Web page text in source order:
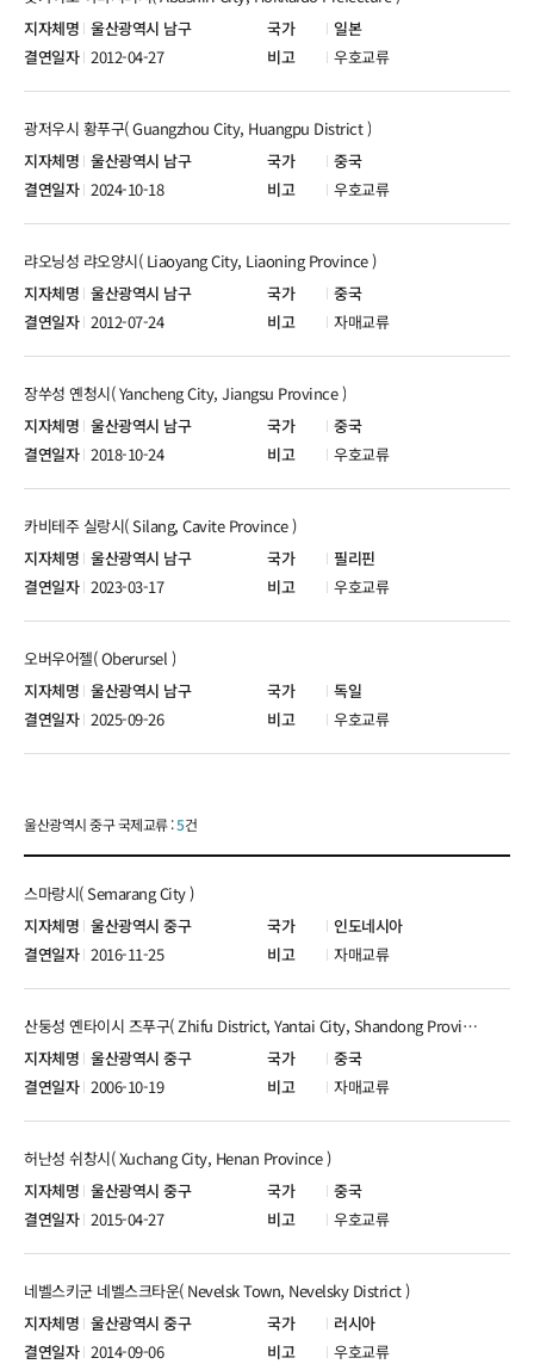
울산광역시 남구 일본
2012-04-27 우호교류
울산광역시 남구 중국
광저우시 황푸구( Guangzhou City, Huangpu District )
2024-10-18 우호교류
울산광역시 남구 중국
랴오닝성 랴오양시( Liaoyang City, Liaoning Province )
2012-07-24 자매교류
울산광역시 남구 중국
장쑤성 옌청시( Yancheng City, Jiangsu Province )
2018-10-24 우호교류
울산광역시 남구 필리핀
카비테주 실랑시( Silang, Cavite Province )
2023-03-17 우호교류
울산광역시 남구 독일
오버우어젤( Oberursel )
2025-09-26 우호교류
울산광역시 중구 국제교류 :5건
울산광역시 중구 인도네시아
스마랑시( Semarang City )
2016-11-25 자매교류
울산광역시 중구 중국
산둥성 옌타이시 즈푸구( Zhifu District, Yantai City, Shandong Province )
2006-10-19 자매교류
울산광역시 중구 중국
허난성 쉬창시( Xuchang City, Henan Province )
2015-04-27 우호교류
울산광역시 중구 러시아
네벨스키군 네벨스크타운( Nevelsk Town, Nevelsky District )
2014-09-06 우호교류